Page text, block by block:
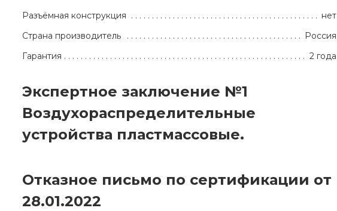
Разъёмная конструкция
нет
Страна производитель
Россия
Гарантия
2 года
Экспертное заключение №1
Воздухораспределительные
устройства пластмассовые.
Отказное письмо по сертификации от
28.01.2022